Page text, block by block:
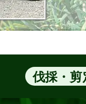
伐採・